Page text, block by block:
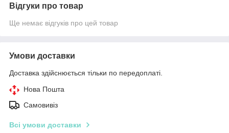
Відгуки про товар
Ще немає відгуків про цей товар
Умови доставки
Доставка здійснюється тільки по передоплаті.
Нова Пошта
Самовивіз
Всі умови доставки